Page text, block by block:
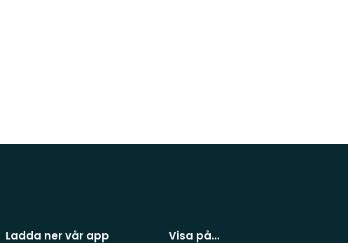
Ladda ner vår app Visa på…